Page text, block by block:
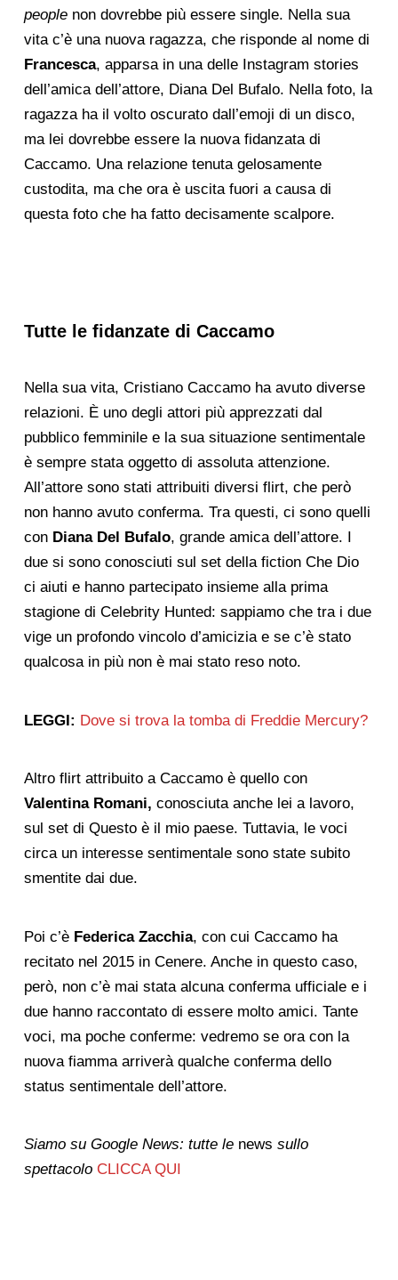
people non dovrebbe più essere single. Nella sua
vita c’è una nuova ragazza, che risponde al nome di
Francesca, apparsa in una delle Instagram stories
dell’amica dell’attore, Diana Del Bufalo. Nella foto, la
ragazza ha il volto oscurato dall’emoji di un disco,
ma lei dovrebbe essere la nuova fidanzata di
Caccamo. Una relazione tenuta gelosamente
custodita, ma che ora è uscita fuori a causa di
questa foto che ha fatto decisamente scalpore.
Tutte le fidanzate di Caccamo
Nella sua vita, Cristiano Caccamo ha avuto diverse
relazioni. È uno degli attori più apprezzati dal
pubblico femminile e la sua situazione sentimentale
è sempre stata oggetto di assoluta attenzione.
All’attore sono stati attribuiti diversi flirt, che però
non hanno avuto conferma. Tra questi, ci sono quelli
con Diana Del Bufalo, grande amica dell’attore. I
due si sono conosciuti sul set della fiction Che Dio
ci aiuti e hanno partecipato insieme alla prima
stagione di Celebrity Hunted: sappiamo che tra i due
vige un profondo vincolo d’amicizia e se c’è stato
qualcosa in più non è mai stato reso noto.
LEGGI: Dove si trova la tomba di Freddie Mercury?
Altro flirt attribuito a Caccamo è quello con
Valentina Romani, conosciuta anche lei a lavoro,
sul set di Questo è il mio paese. Tuttavia, le voci
circa un interesse sentimentale sono state subito
smentite dai due.
Poi c’è Federica Zacchia, con cui Caccamo ha
recitato nel 2015 in Cenere. Anche in questo caso,
però, non c’è mai stata alcuna conferma ufficiale e i
due hanno raccontato di essere molto amici. Tante
voci, ma poche conferme: vedremo se ora con la
nuova fiamma arriverà qualche conferma dello
status sentimentale dell’attore.
Siamo su Google News: tutte lenews sullo
spettacolo CLICCA QUI